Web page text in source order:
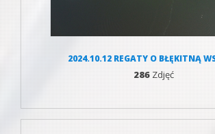
2024.10.12 REGATY O BŁĘKITNĄ
286Zdjęć